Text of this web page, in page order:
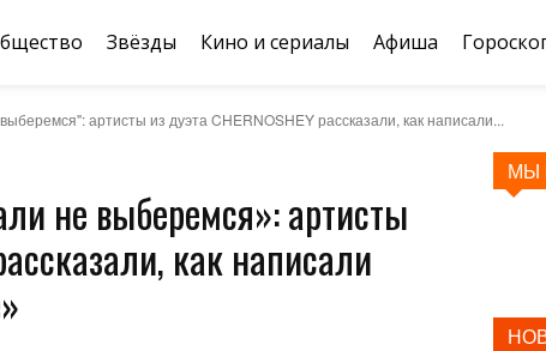
Звёзды Кино и сериалы Афиша
артисты из дуэта CHERNOSHEY рассказали, как написали...
не выберемся»: артисты
как написали
МЫ